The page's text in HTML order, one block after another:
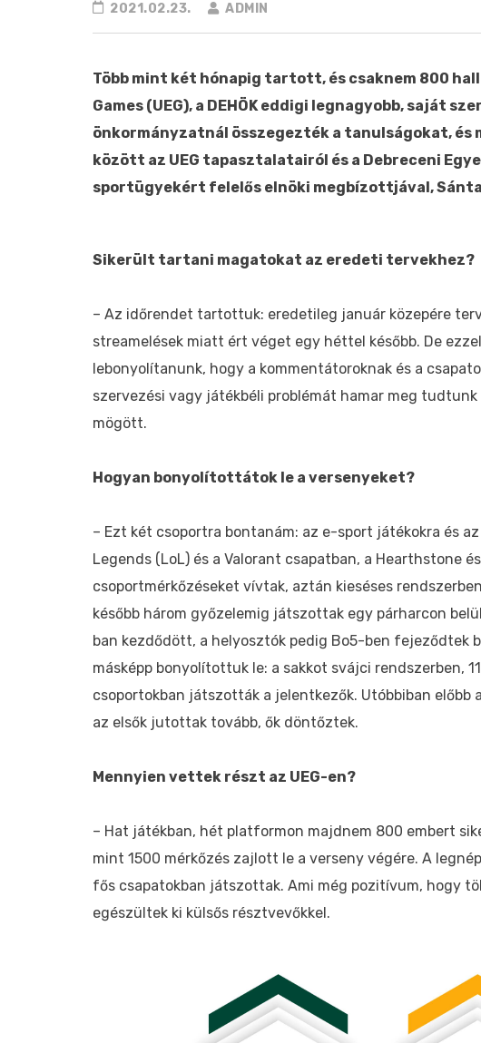
2021.02.23. ADMIN
Több mint két hónapig tartott, és csaknem 800
Games (UEG), a DEHÖK eddigi legnagyobb, saját
önkormányzatnál összegezték a tanulságokat,
között az UEG tapasztalatairól és a Debreceni
sportügyekért felelős elnöki megbízottjával,
Sikerült tartani magatokat az eredeti tervekhez?
– ­­­­Az időrendet tartottuk: eredetileg január közepére
streamelések miatt ért véget egy héttel később. De
lebonyolítanunk, hogy a kommentátoroknak és a
szervezési vagy játékbéli problémát hamar meg
mögött.
Hogyan bonyolítottátok le a versenyeket?
– Ezt két csoportra bontanám: az e-sport játékokra és
Legends (LoL) és a Valorant csapatban, a Hearthstone
csoportmérkőzéseket vívtak, aztán kieséses
később három győzelemig játszottak egy párharcon
ban kezdődött, a helyosztók pedig Bo5-ben fejeződtek
másképp bonyolítottuk le: a sakkot svájci rendszerben,
csoportokban játszották a jelentkezők. Utóbbiban
az elsők jutottak tovább, ők döntőztek.
Mennyien vettek részt az UEG-en?
– Hat játékban, hét platformon majdnem 800 embert
mint 1500 mérkőzés zajlott le a verseny végére. A
fős csapatokban játszottak. Ami még pozitívum, hogy
egészültek ki külsős résztvevőkkel.